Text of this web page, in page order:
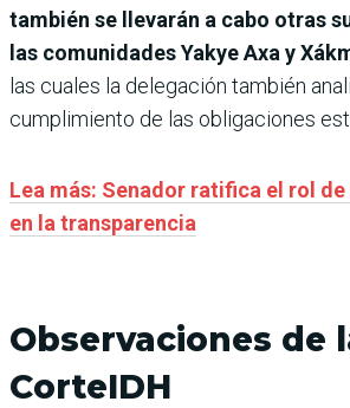
también se llevarán a cabo otras
las comunidades Yakye Axa y
las cuales la delegación también
cumplimiento de las obligaciones
Lea más: Senador ratifica el rol de
en la transparencia
Observaciones de
CorteIDH